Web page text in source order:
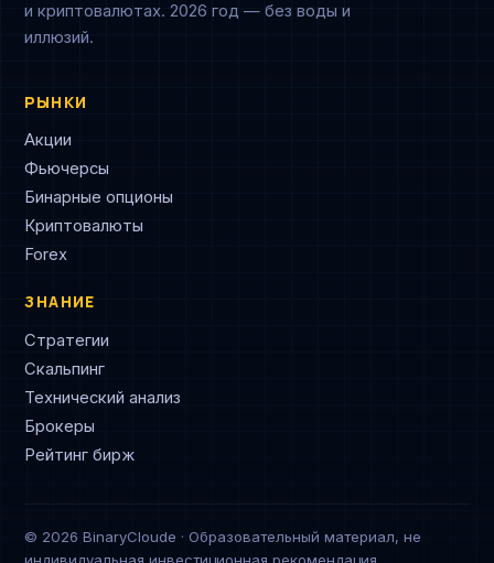
и криптовалютах. 2026 год — без воды и
иллюзий.
РЫНКИ
Акции
Фьючерсы
Бинарные опционы
Криптовалюты
Forex
ЗНАНИЕ
Стратегии
Скальпинг
Технический анализ
Брокеры
Рейтинг бирж
© 2026 BinaryCloude · Образовательный материал, не
индивидуальная инвестиционная рекомендация